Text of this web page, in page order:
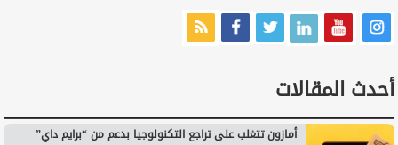
أحدث المقالات
أمازون تتغلب على تراجع التكنولوجيا بدعم من “برايم داي”